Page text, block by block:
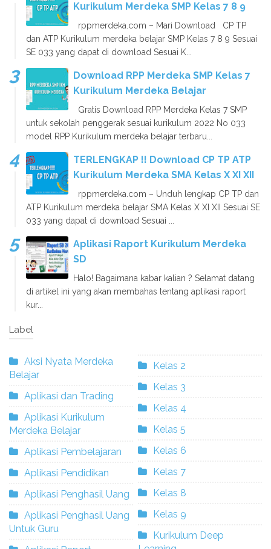
Kurikulum Merdeka SMP Kelas 7 8 9
rppmerdeka.com – Mari Download CP TP
dan ATP Kurikulum merdeka belajar SMP Kelas 7 8 9 Sesuai
SE 033 yang dapat di download Sesuai K...
Download RPP Merdeka SMP Kelas 7
Kurikulum Merdeka Belajar
Gratis Download RPP Merdeka Kelas 7 SMP
untuk sekolah penggerak sesuai kurikulum 2022 No 033
model RPP Kurikulum merdeka belajar terbaru...
TERLENGKAP !! Download CP TP ATP
Kurikulum Merdeka SMA Kelas X XI XII
rppmerdeka.com – Unduh lengkap CP TP dan
ATP Kurikulum merdeka belajar SMA Kelas X XI XII Sesuai SE
033 yang dapat di download Sesuai ...
Aplikasi Raport Kurikulum Merdeka
SD
Halo! Bagaimana kabar kalian ? Selamat datang
di artikel ini yang akan membahas tentang aplikasi raport
kur...
Label
Aksi Nyata Merdeka
Belajar
Aplikasi dan Trading
Aplikasi Kurikulum
Merdeka Belajar
Aplikasi Pembelajaran
Aplikasi Pendidikan
Aplikasi Penghasil Uang
Aplikasi Penghasil Uang
Untuk Guru
Kelas 2
Kelas 3
Kelas 4
Kelas 5
Kelas 6
Kelas 7
Kelas 8
Kelas 9
Kurikulum Deep